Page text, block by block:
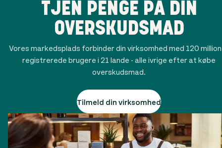
TJEN PENGE PÅ DIN
OVERSKUDSMAD
Vores markedsplads forbinder din virksomhed med 120
registrerede brugere i 21 lande - alle ivrige efter at købe
overskudsmad.
Tilmeld din virksomhed